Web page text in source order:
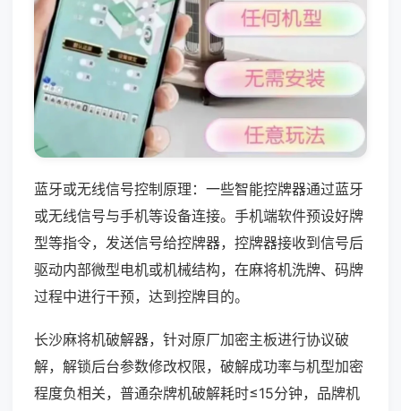
蓝牙或无线信号控制原理：一些智能控牌器通过蓝牙
或无线信号与手机等设备连接。手机端软件预设好牌
型等指令，发送信号给控牌器，控牌器接收到信号后
驱动内部微型电机或机械结构，在麻将机洗牌、码牌
过程中进行干预，达到控牌目的。
长沙麻将机破解器，针对原厂加密主板进行协议破
解，解锁后台参数修改权限，破解成功率与机型加密
程度负相关，普通杂牌机破解耗时≤15分钟，品牌机